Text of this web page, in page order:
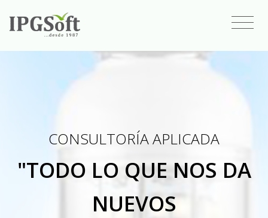
CONSULTORÍA APLICADA
"TODO LO QUE NOS DA
NUEVOS